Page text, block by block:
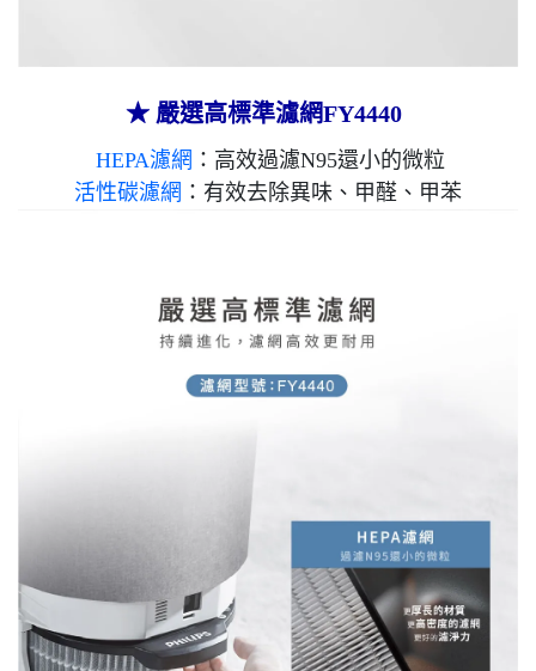
★ 嚴選高標準濾網FY4440
HEPA濾網 ：高效過濾N95還小的微粒
活性碳濾網 ：有效去除異味、甲醛、甲苯